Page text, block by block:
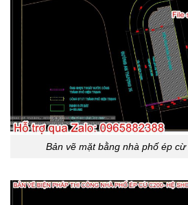
Bản vẽ mặt bằng nhà phố ép cừ